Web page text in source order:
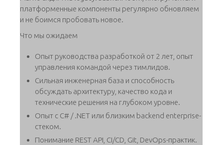
платформенные компоненты регулярно обновляем
и не боимся пробовать новое.
Что мы ожидаем
Опыт руководства разработкой от 2 лет, опыт
управления командой через тимлидов.
Сильная инженерная база и способность
обсуждать архитектуру, качество кода и
технические решения на глубоком уровне.
Опыт с C# / .NET или близким backend enterprise-
стеком.
Понимание REST API, CI/CD, Git, DevOps-практик.